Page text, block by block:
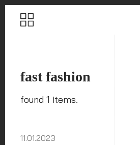
fast fashion
found 1 items.
11.01.2023